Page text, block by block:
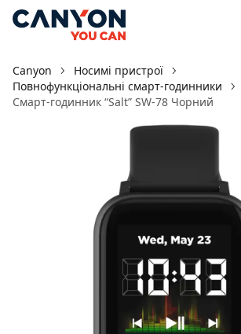
Canyon
Носимі пристрої
Повнофункціональні смарт-годинники
Смарт-годинник “Salt” SW-78 Чорний